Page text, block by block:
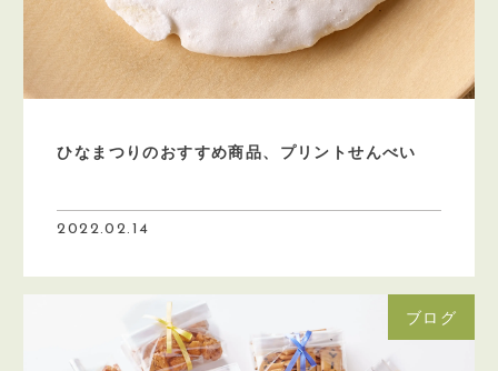
ひなまつりのおすすめ商品、プリントせんべい
2022.02.14
ブログ